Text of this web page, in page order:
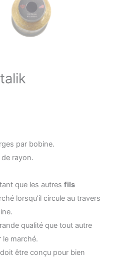
par bobine.
rayon.
que les autres fils
lorsqu’il circule au travers
qualité que tout autre
le marché.
être conçu pour bien